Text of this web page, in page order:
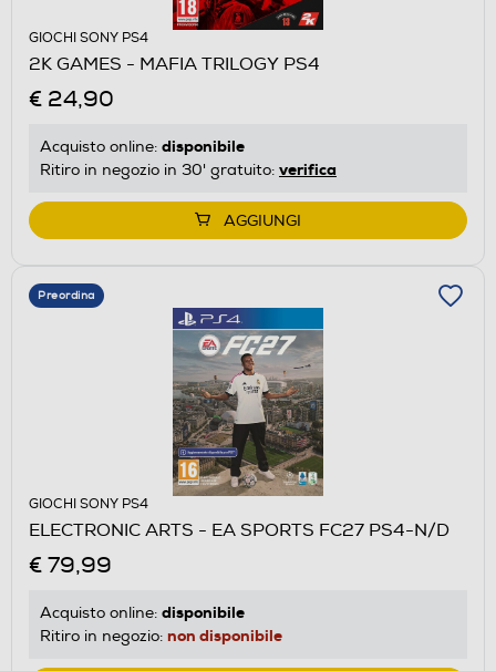
GIOCHI SONY PS4
2K GAMES - MAFIA TRILOGY PS4
€ 24,90
Acquisto online: disponibile
Ritiro in negozio in 30' gratuito: verifica
AGGIUNGI
Preordina
GIOCHI SONY PS4
ELECTRONIC ARTS - EA SPORTS FC27 PS4-N/D
€ 79,99
Acquisto online: disponibile
Ritiro in negozio: non disponibile